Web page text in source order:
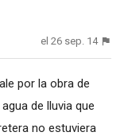
el 26 sep. 14
por la obra de
de lluvia que
no estuviera